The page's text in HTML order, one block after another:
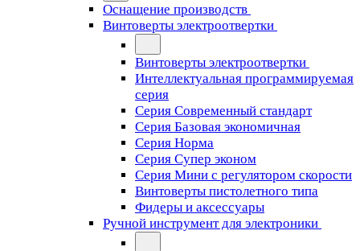
Оснащение производств
Винтоверты электроотвертки
Винтоверты электроотвертки
Интеллектуальная программируемая
серия
Серия Современный стандарт
Серия Базовая экономичная
Серия Норма
Серия Cупер эконом
Серия Мини с регулятором скорости
Винтоверты пистолетного типа
Фидеры и аксессуары
Ручной инструмент для электроники